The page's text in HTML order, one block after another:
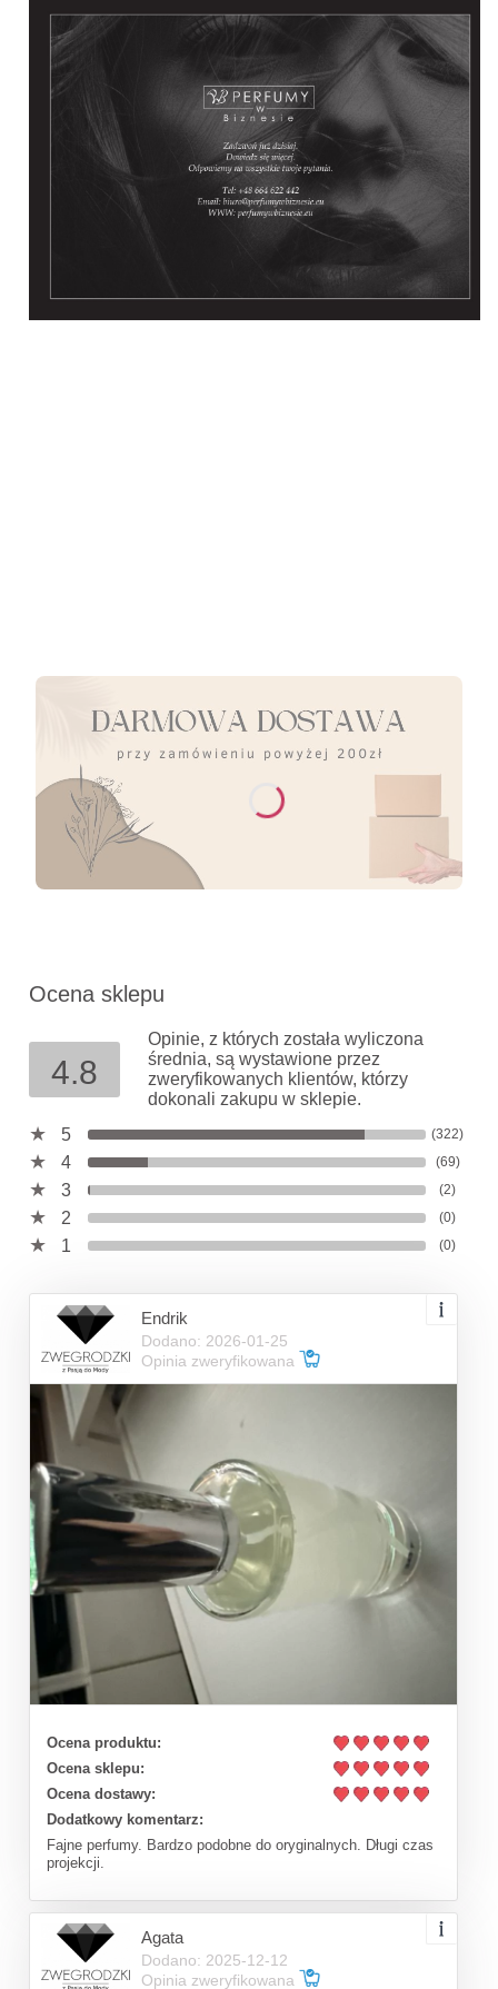
Ocena sklepu
4.8
Opinie, z których została wyliczona
średnia, są wystawione przez
zweryfikowanych klientów, którzy
dokonali zakupu w sklepie.
5
(322)
4 (69)
3 (2)
2 (0)
1 (0)
Endrik
Dodano: 2026-01-25
Opinia zweryfikowana
Ocena produktu:
Ocena sklepu:
Ocena dostawy:
Dodatkowy komentarz:
Fajne perfumy. Bardzo podobne do oryginalnych. Długi czas
projekcji.
Agata
Dodano: 2025-12-12
Opinia zweryfikowana